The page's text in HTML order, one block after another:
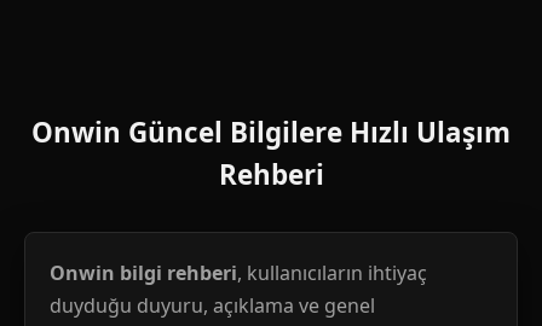
Onwin Güncel Bilgilere Hızlı Ulaşım
Rehberi
Onwin bilgi rehberi, kullanıcıların ihtiyaç
duyduğu duyuru, açıklama ve genel